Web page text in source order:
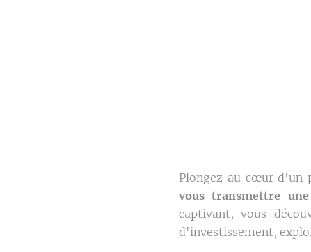
Plongez au cœur d'un
vous transmettre
captivant, vous
d'investissement,